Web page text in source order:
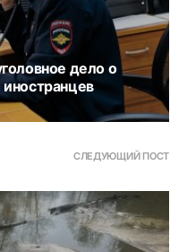
дело о
СЛЕДУЮЩИЙ ПОСТ